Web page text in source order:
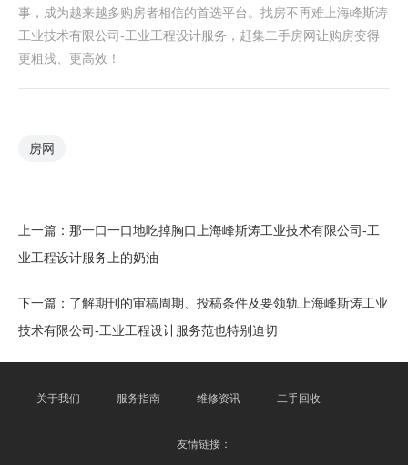
事，成为越来越多购房者相信的首选平台。找房不再难上海峰斯涛
工业技术有限公司-工业工程设计服务，赶集二手房网让购房变得
更粗浅、更高效！
房网
上一篇： 那一口一口地吃掉胸口上海峰斯涛工业技术有限公司-工
业工程设计服务上的奶油
下一篇： 了解期刊的审稿周期、投稿条件及要领轨上海峰斯涛工业
技术有限公司-工业工程设计服务范也特别迫切
关于我们 服务指南 维修资讯 二手回收
友情链接：